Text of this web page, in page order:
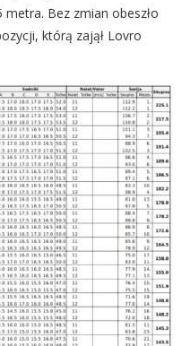
Bez zmian obeszło
którą zajął Lovro